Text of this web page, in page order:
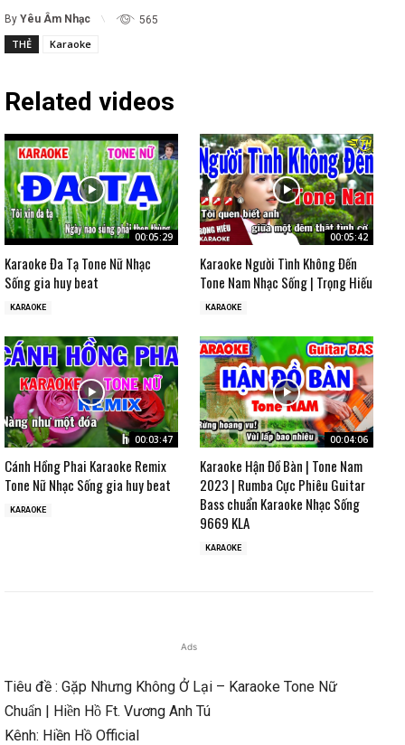
By Yêu Âm Nhạc 565
THẺ Karaoke
Related videos
00:05:29
Karaoke Đa Tạ Tone Nữ Nhạc
Sống gia huy beat
KARAOKE
00:05:42
Karaoke Người Tình Không Đến
Tone Nam Nhạc Sống | Trọng Hiếu
KARAOKE
00:03:47
Cánh Hồng Phai Karaoke Remix
Tone Nữ Nhạc Sống gia huy beat
KARAOKE
00:04:06
Karaoke Hận Đồ Bàn | Tone Nam
2023 | Rumba Cực Phiêu Guitar
Bass chuẩn Karaoke Nhạc Sống
9669 KLA
KARAOKE
Ads
Tiêu đề : Gặp Nhưng Không Ở Lại – Karaoke Tone Nữ
Chuẩn | Hiền Hồ Ft. Vương Anh Tú
Kênh: Hiền Hồ Official